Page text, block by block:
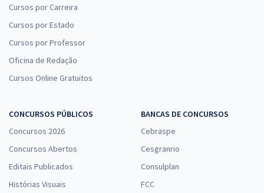
Cursos por Carreira
Cursos por Estado
Cursos por Professor
Oficina de Redação
Cursos Online Gratuitos
CONCURSOS PÚBLICOS
Concursos 2026
Concursos Abertos
Editais Publicados
Histórias Visuais
BANCAS DE CONCURSOS
Cebraspe
Cesgranrio
Consulplan
FCC